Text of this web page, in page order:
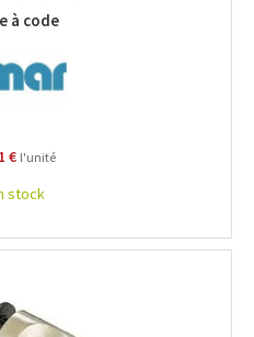
à code
€ l'unité
stock